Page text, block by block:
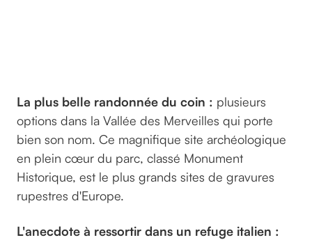
La plus belle randonnée du coin : plusieurs
options dans la Vallée des Merveilles qui porte
bien son nom. Ce magnifique site archéologique
en plein cœur du parc, classé Monument
Historique, est le plus grands sites de gravures
rupestres d'Europe.
L'anecdote à ressortir dans un refuge italien :